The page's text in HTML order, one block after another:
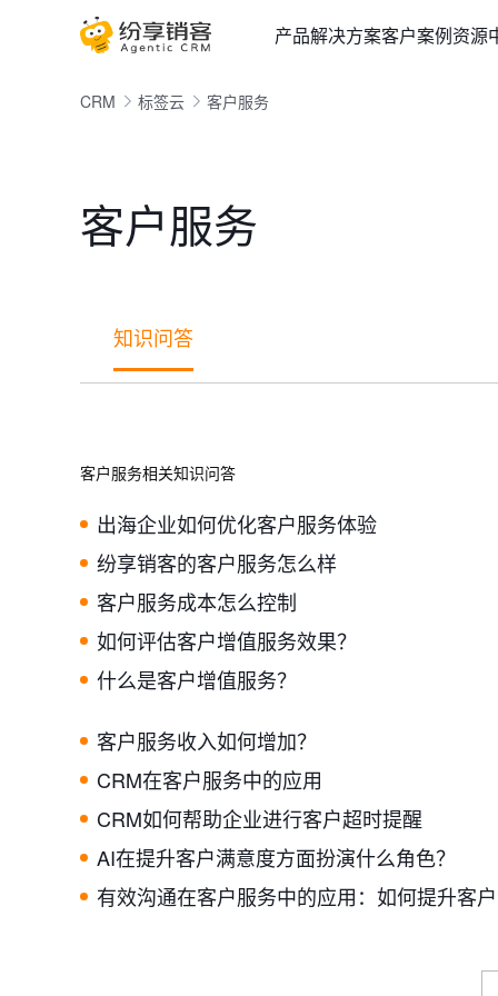
产品解决方案客户案例资源
CRM 标签云 客户服务
客户服务
知识问答
客户服务相关知识问答
出海企业如何优化客户服务体验
纷享销客的客户服务怎么样
客户服务成本怎么控制
如何评估客户增值服务效果？
什么是客户增值服务？
客户服务收入如何增加？
CRM在客户服务中的应用
CRM如何帮助企业进行客户超时提醒
AI在提升客户满意度方面扮演什么角色？